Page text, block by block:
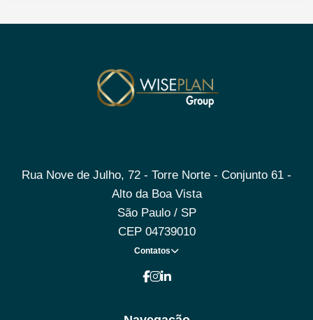
Rua Nove de Julho, 72 - Torre Norte - Conjunto 61 -
Alto da Boa Vista
São Paulo / SP
CEP 04739010
Contatos